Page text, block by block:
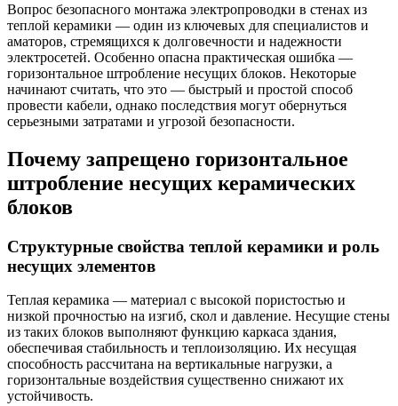
Вопрос безопасного монтажа электропроводки в стенах из
теплой керамики — один из ключевых для специалистов и
аматоров, стремящихся к долговечности и надежности
электросетей. Особенно опасна практическая ошибка —
горизонтальное штробление несущих блоков. Некоторые
начинают считать, что это — быстрый и простой способ
провести кабели, однако последствия могут обернуться
серьезными затратами и угрозой безопасности.
Почему запрещено горизонтальное
штробление несущих керамических
блоков
Структурные свойства теплой керамики и роль
несущих элементов
Теплая керамика — материал с высокой пористостью и
низкой прочностью на изгиб, скол и давление. Несущие стены
из таких блоков выполняют функцию каркаса здания,
обеспечивая стабильность и теплоизоляцию. Их несущая
способность рассчитана на вертикальные нагрузки, а
горизонтальные воздействия существенно снижают их
устойчивость.